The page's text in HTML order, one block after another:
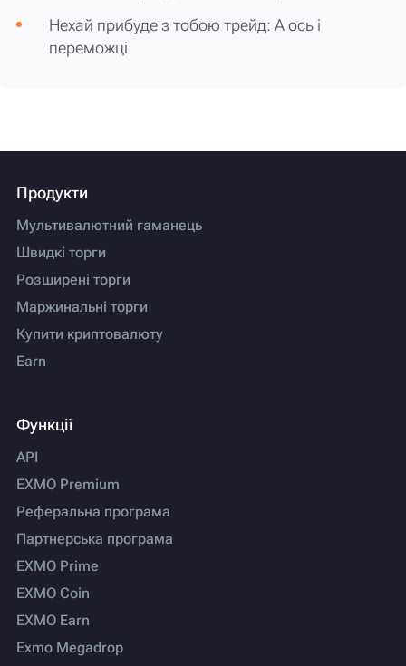
Нехай прибуде з тобою трейд: А ось і
переможці
Продукти
Мультивалютний гаманець
Швидкі торги
Розширені торги
Маржинальні торги
Купити криптовалюту
Earn
Функції
API
EXMO Premium
Реферальна програма
Партнерська програма
EXMO Prime
EXMO Coin
EXMO Earn
Exmo Megadrop